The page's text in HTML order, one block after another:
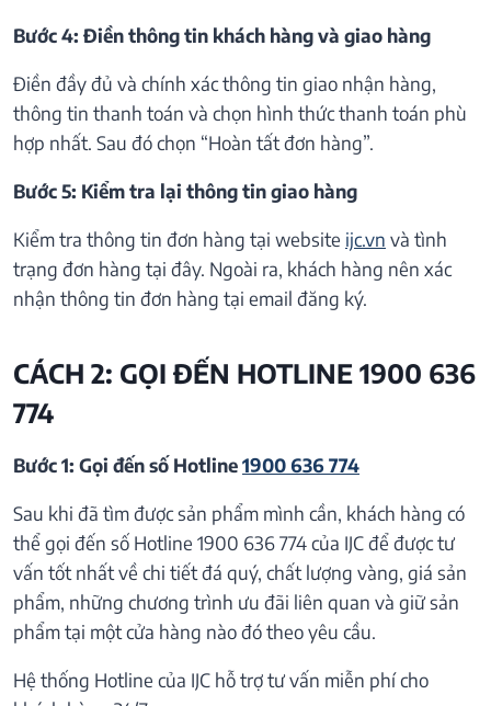
Bước 4: Điền thông tin khách hàng và giao hàng
Điền đầy đủ và chính xác thông tin giao nhận hàng,
thông tin thanh toán và chọn hình thức thanh toán phù
hợp nhất. Sau đó chọn “Hoàn tất đơn hàng”.
Bước 5: Kiểm tra lại thông tin giao hàng
Kiểm tra thông tin đơn hàng tại website ijc.vn và tình
trạng đơn hàng tại đây. Ngoài ra, khách hàng nên xác
nhận thông tin đơn hàng tại email đăng ký.
CÁCH 2: GỌI ĐẾN HOTLINE 1900 636
774
Bước 1: Gọi đến số Hotline1900 636 774
Sau khi đã tìm được sản phẩm mình cần, khách hàng có
thể gọi đến số Hotline 1900 636 774 của IJC để được tư
vấn tốt nhất về chi tiết đá quý, chất lượng vàng, giá sản
phẩm, những chương trình ưu đãi liên quan và giữ sản
phẩm tại một cửa hàng nào đó theo yêu cầu.
Hệ thống Hotline của IJC hỗ trợ tư vấn miễn phí cho